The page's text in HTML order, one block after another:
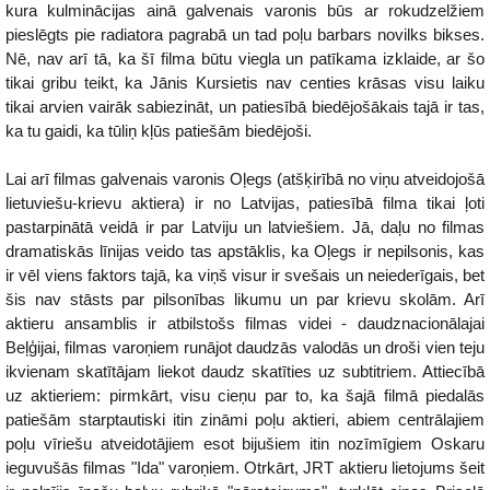
kura kulminācijas ainā galvenais varonis būs ar rokudzelžiem
pieslēgts pie radiatora pagrabā un tad poļu barbars novilks bikses.
Nē, nav arī tā, ka šī filma būtu viegla un patīkama izklaide, ar šo
tikai gribu teikt, ka Jānis Kursietis nav centies krāsas visu laiku
tikai arvien vairāk sabiezināt, un patiesībā biedējošākais tajā ir tas,
ka tu gaidi, ka tūliņ kļūs patiešām biedējoši.
Lai arī filmas galvenais varonis Oļegs (atšķirībā no viņu atveidojošā
lietuviešu-krievu aktiera) ir no Latvijas, patiesībā filma tikai ļoti
pastarpinātā veidā ir par Latviju un latviešiem. Jā, daļu no filmas
dramatiskās līnijas veido tas apstāklis, ka Oļegs ir nepilsonis, kas
ir vēl viens faktors tajā, ka viņš visur ir svešais un neiederīgais, bet
šis nav stāsts par pilsonības likumu un par krievu skolām. Arī
aktieru ansamblis ir atbilstošs filmas videi - daudznacionālajai
Beļģijai, filmas varoņiem runājot daudzās valodās un droši vien teju
ikvienam skatītājam liekot daudz skatīties uz subtitriem. Attiecībā
uz aktieriem: pirmkārt, visu cieņu par to, ka šajā filmā piedalās
patiešām starptautiski itin zināmi poļu aktieri, abiem centrālajiem
poļu vīriešu atveidotājiem esot bijušiem itin nozīmīgiem Oskaru
ieguvušās filmas "Ida" varoņiem. Otrkārt, JRT aktieru lietojums šeit